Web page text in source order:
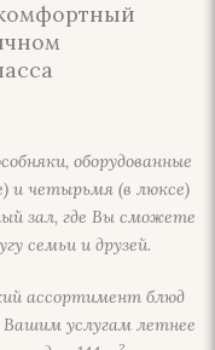
оборудованные
и четырьмя (в люксе)
зал, где Вы сможете
семьи и друзей.
ассортимент блюд
Вашим услугам летнее